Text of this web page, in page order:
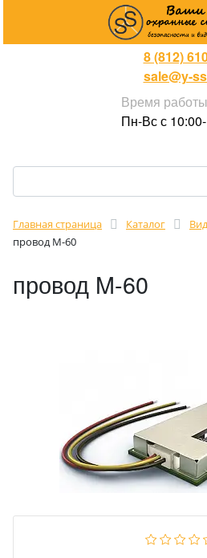
8 (812)
sale@y-
Время
Пн-Вс с
Главная страница Каталог
провод M-60
провод M-60